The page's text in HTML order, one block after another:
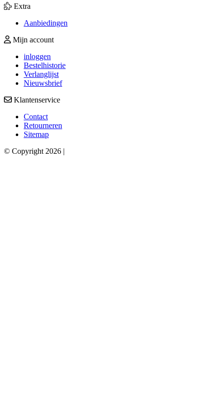
Extra
Aanbiedingen
Mijn account
inloggen
Bestelhistorie
Verlanglijst
Nieuwsbrief
Klantenservice
Contact
Retourneren
Sitemap
© Copyright 2026 |